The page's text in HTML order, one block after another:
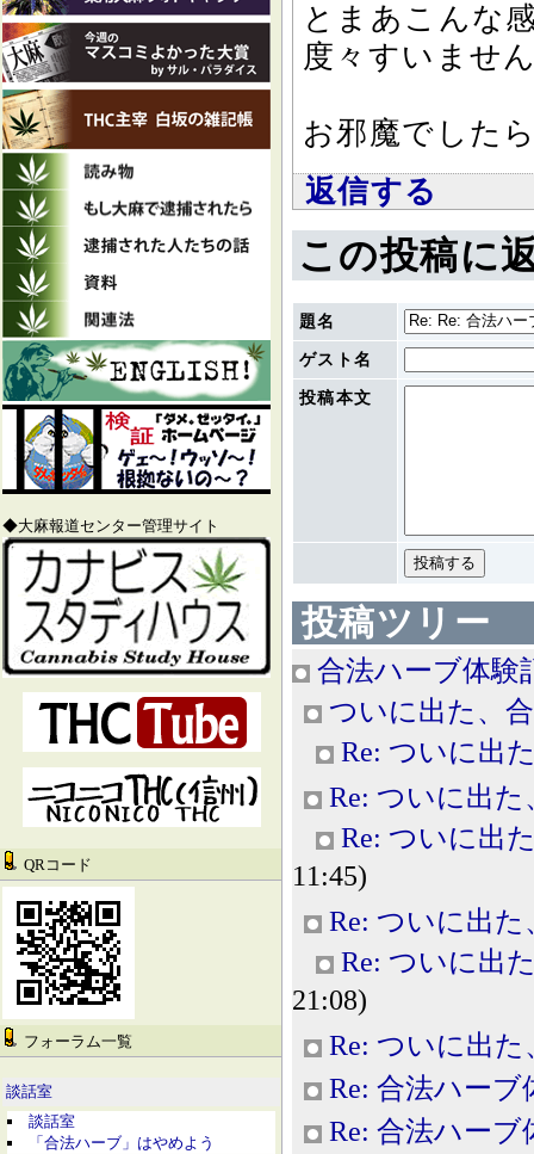
◆大麻報道センター管理サイト
QRコード
フォーラム一覧
談話室
談話室
「合法ハーブ」はやめよう
とまあこんな
度々すいませ
お邪魔でした
返信する
この投稿に
題名
ゲスト名
投稿本文
投稿ツリー
合法ハーブ体験
ついに出た、
Re: ついに出
Re: ついに出
Re: ついに出
11:45)
Re: ついに出
Re: ついに出
21:08)
Re: ついに出
Re: 合法ハーブ
Re: 合法ハーブ